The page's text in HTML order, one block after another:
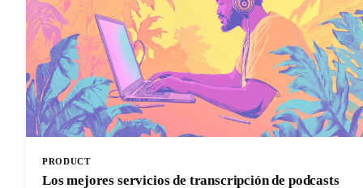
PRODUCT
Los mejores servicios de transcripción de podcasts